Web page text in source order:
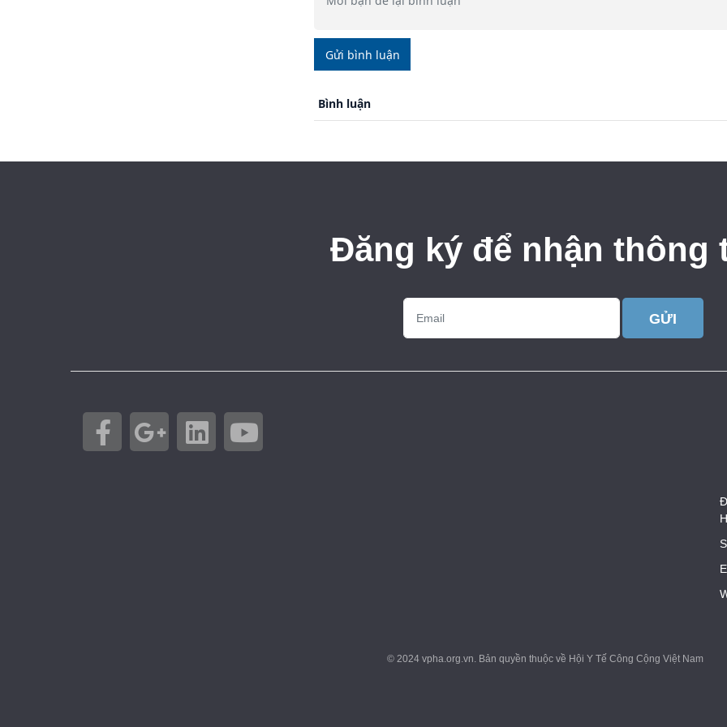
Gửi bình luận
Bình luận
Đăng ký để nhận thông
GỬI
© 2024 vpha.org.vn. Bản quyền thuộc về Hội Y Tế Công Cộng Việt Nam